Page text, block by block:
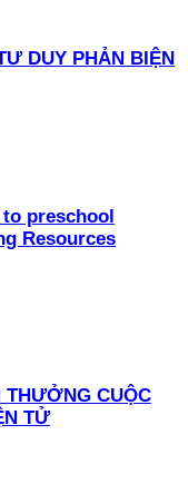
DUY PHẢN BIỆN
preschool
Resources
THƯỞNG CUỘC
TỬ